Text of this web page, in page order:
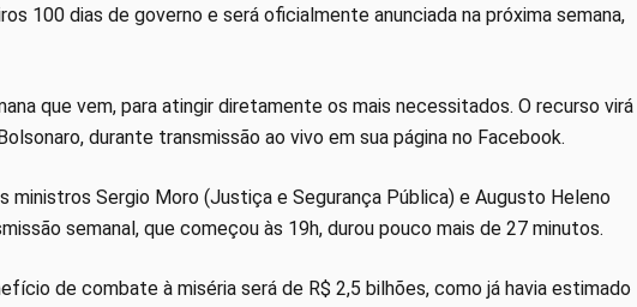
100 dias de governo e será oficialmente anunciada na próxima semana,
que vem, para atingir diretamente os mais necessitados. O recurso virá
durante transmissão ao vivo em sua página no Facebook.
ministros Sergio Moro (Justiça e Segurança Pública) e Augusto Heleno
semanal, que começou às 19h, durou pouco mais de 27 minutos.
de combate à miséria será de R$ 2,5 bilhões, como já havia estimado